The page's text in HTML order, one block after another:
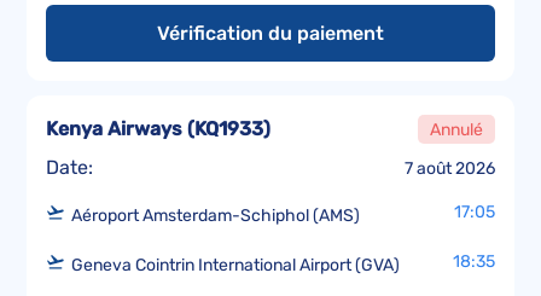
Vérification du paiement
Date: 7 août 2026
Kenya Airways (KQ1933) Annulé
Aéroport Amsterdam-Schiphol (AMS) 17:05
Geneva Cointrin International Airport (GVA) 18:35